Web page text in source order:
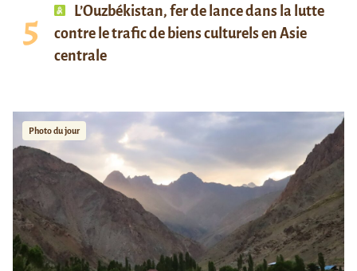
L’Ouzbékistan, fer de lance dans la lutte
contre le trafic de biens culturels en Asie
centrale
Photo du jour